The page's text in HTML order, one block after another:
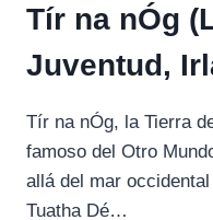
Tír na nÓg
Juventud,
Tír na nÓg, la Tierra
famoso del Otro
allá del mar
Tuatha Dé…